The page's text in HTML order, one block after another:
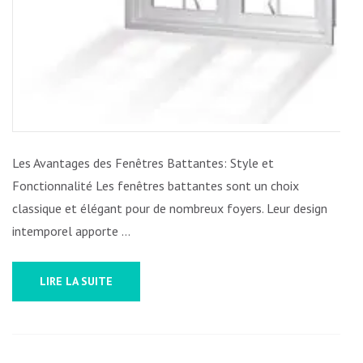
Les Avantages des Fenêtres Battantes: Style et
Fonctionnalité Les fenêtres battantes sont un choix
classique et élégant pour de nombreux foyers. Leur design
intemporel apporte …
LIRE LA SUITE